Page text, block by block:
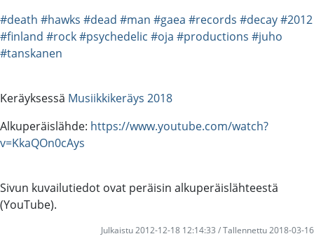
#death #hawks #dead #man #gaea #records #decay#2012
#finland #rock#psychedelic #oja #productions #juho
#tanskanen
Keräyksessä Musiikkikeräys 2018
Alkuperäislähde: https://www.youtube.com/watch?
v=KkaQOn0cAys
Sivun kuvailutiedot ovat peräisin alkuperäislähteestä
(YouTube).
Julkaistu 2012-12-18 12:14:33 / Tallennettu 2018-03-16